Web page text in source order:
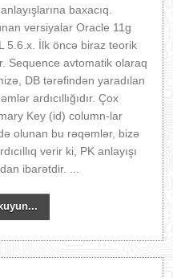
baxacıq.
versiyalar Oracle 11g
5.6.x. İlk öncə biraz teorik
Sequence avtomatik olaraq
DB tərəfindən yaradılan
ardıcıllığıdır. Çox
Key (id) column-lar
olunan bu rəqəmlər, bizə
verir ki, PK anlayışı
ibarətdir. ...